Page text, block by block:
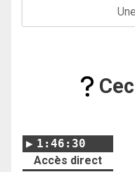
1:46:30
Accès direct